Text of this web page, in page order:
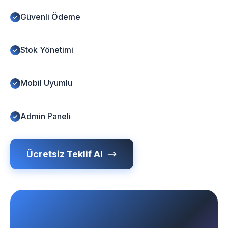
Güvenli Ödeme
Stok Yönetimi
Mobil Uyumlu
Admin Paneli
Ücretsiz Teklif Al